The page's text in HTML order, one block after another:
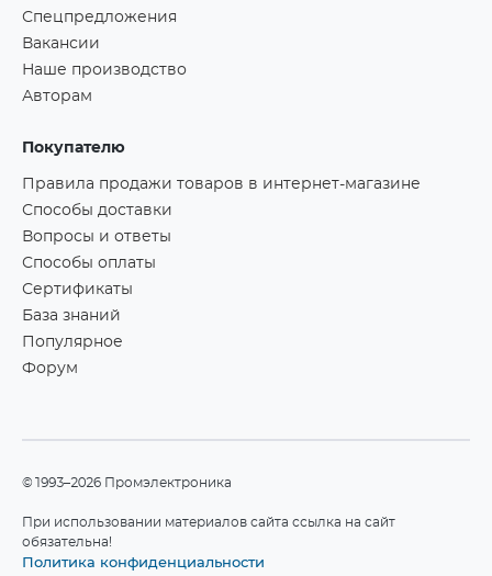
Спецпредложения
Вакансии
Наше производство
Авторам
Покупателю
Правила продажи товаров в интернет-магазине
Способы доставки
Вопросы и ответы
Способы оплаты
Сертификаты
База знаний
Популярное
Форум
©1993–2026 Промэлектроника
При использовании материалов сайта ссылка на сайт
обязательна!
Политика конфиденциальности